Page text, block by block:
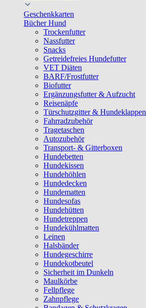
Geschenkkarten
Bücher Hund
Trockenfutter
Nassfutter
Snacks
Getreidefreies Hundefutter
VET Diäten
BARF/Frostfutter
Biofutter
Ergänzungsfutter & Aufzucht
Reisenäpfe
Türschutzgitter & Hundeklappen
Fahrradzubehör
Tragetaschen
Autozubehör
Transport- & Gitterboxen
Hundebetten
Hundekissen
Hundehöhlen
Hundedecken
Hundematten
Hundesofas
Hundehütten
Hundetreppen
Hundekühlmatten
Leinen
Halsbänder
Hundegeschirre
Hundekotbeutel
Sicherheit im Dunkeln
Maulkörbe
Fellpflege
Zahnpflege